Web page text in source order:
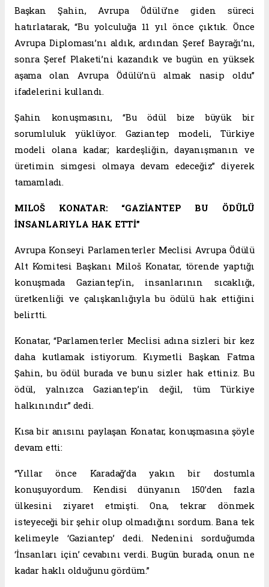
Başkan Şahin, Avrupa Ödülü’ne giden süreci
hatırlatarak, “Bu yolculuğa 11 yıl önce çıktık. Önce
Avrupa Diploması’nı aldık, ardından Şeref Bayrağı’nı,
sonra Şeref Plaketi’ni kazandık ve bugün en yüksek
aşama olan Avrupa Ödülü’nü almak nasip oldu”
ifadelerini kullandı.
Şahin konuşmasını, “Bu ödül bize büyük bir
sorumluluk yüklüyor. Gaziantep modeli, Türkiye
modeli olana kadar; kardeşliğin, dayanışmanın ve
üretimin simgesi olmaya devam edeceğiz” diyerek
tamamladı.
MILOŠ KONATAR: “GAZİANTEP BU ÖDÜLÜ
İNSANLARIYLA HAK ETTİ”
Avrupa Konseyi Parlamenterler Meclisi Avrupa Ödülü
Alt Komitesi Başkanı Miloš Konatar, törende yaptığı
konuşmada Gaziantep’in, insanlarının sıcaklığı,
üretkenliği ve çalışkanlığıyla bu ödülü hak ettiğini
belirtti.
Konatar, “Parlamenterler Meclisi adına sizleri bir kez
daha kutlamak istiyorum. Kıymetli Başkan Fatma
Şahin, bu ödül burada ve bunu sizler hak ettiniz. Bu
ödül, yalnızca Gaziantep’in değil, tüm Türkiye
halkınındır” dedi.
Kısa bir anısını paylaşan Konatar, konuşmasına şöyle
devam etti:
“Yıllar önce Karadağ’da yakın bir dostumla
konuşuyordum. Kendisi dünyanın 150’den fazla
ülkesini ziyaret etmişti. Ona, tekrar dönmek
isteyeceği bir şehir olup olmadığını sordum. Bana tek
kelimeyle ‘Gaziantep’ dedi. Nedenini sorduğumda
‘İnsanları için’ cevabını verdi. Bugün burada, onun ne
kadar haklı olduğunu gördüm.”